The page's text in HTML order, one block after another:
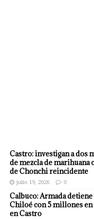
Castro: investigan a dos
de mezcla de marihuana
de Chonchi reincidente
julio 19, 2026 0
Calbuco: Armada
Chiloé con 5 millones
en Castro